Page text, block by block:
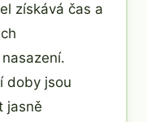
získává čas a
doby jsou
jasně